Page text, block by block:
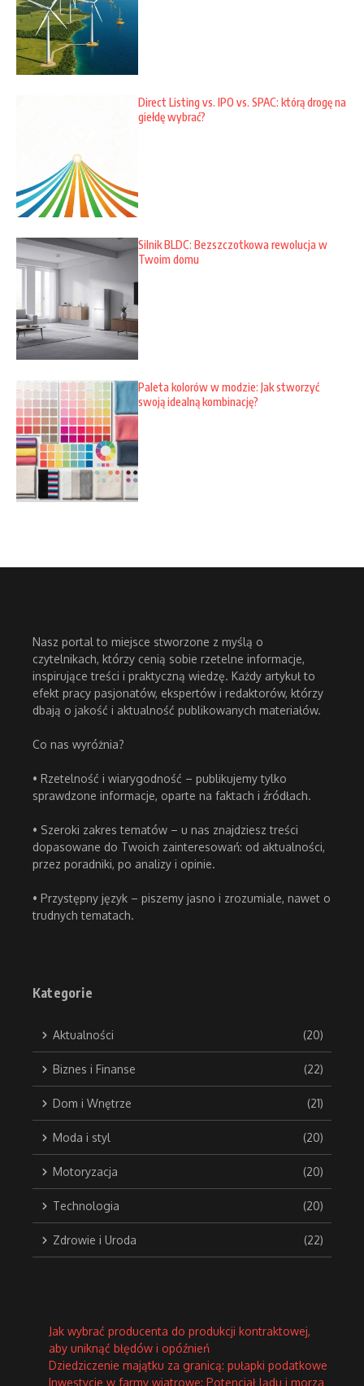
Direct Listing vs. IPO vs. SPAC: którą drogę na
giełdę wybrać?
Silnik BLDC: Bezszczotkowa rewolucja w
Twoim domu
Paleta kolorów w modzie: Jak stworzyć
swoją idealną kombinację?
Nasz portal to miejsce stworzone z myślą o
czytelnikach, którzy cenią sobie rzetelne informacje,
inspirujące treści i praktyczną wiedzę. Każdy artykuł to
efekt pracy pasjonatów, ekspertów i redaktorów, którzy
dbają o jakość i aktualność publikowanych materiałów.
Co nas wyróżnia?
• Rzetelność i wiarygodność – publikujemy tylko
sprawdzone informacje, oparte na faktach i źródłach.
• Szeroki zakres tematów – u nas znajdziesz treści
dopasowane do Twoich zainteresowań: od aktualności,
przez poradniki, po analizy i opinie.
• Przystępny język – piszemy jasno i zrozumiale, nawet o
trudnych tematach.
Kategorie
Aktualności (20)
Biznes i Finanse (22)
Dom i Wnętrze (21)
Moda i styl (20)
Motoryzacja (20)
Technologia (20)
Zdrowie i Uroda (22)
Jak wybrać producenta do produkcji kontraktowej,
aby uniknąć błędów i opóźnień
Dziedziczenie majątku za granicą: pułapki podatkowe
Inwestycje w farmy wiatrowe: Potencjał lądu i morza